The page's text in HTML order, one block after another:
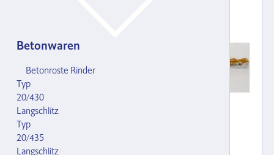
Betonwaren
Betonroste Rinder
Typ
20/430
Langschlitz
Typ
20/435
Langschlitz